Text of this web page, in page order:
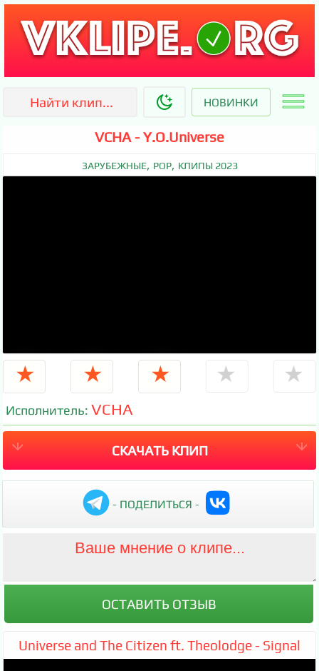
НОВИНКИ
VCHA - Y.O.Universe
ЗАРУБЕЖНЫЕ, POP, КЛИПЫ 2023
★ ★ ★ ★ ★
Исполнитель: VCHA
СКАЧАТЬ КЛИП
- ПОДЕЛИТЬСЯ -
Universe and The Citizen ft. Theolodge - Signal